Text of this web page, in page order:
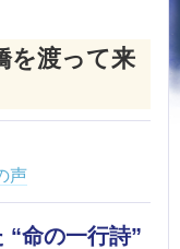
渡って来
声
“命の一行詩”